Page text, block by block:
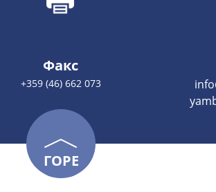
Факс
+359 (46) 662 073
ГОРЕ